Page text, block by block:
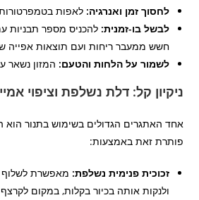
לחסוך זמן ואנרגיה: לאפות בטמפרטורות
לבשל בו-זמנית: להכניס מספר תבניות
חשש ממעבר ריחות ועם תוצאות אפייה
לשמור על הלחות והטעם: המזון נשאר
ניקיון קל: דלת נשלפת וציפוי
פותרת זאת באמצעות:
זכוכית פנימית נשלפת: מאפשרת לשלוף
ולנקות אותה בכיור בקלות, במקום לקרצף